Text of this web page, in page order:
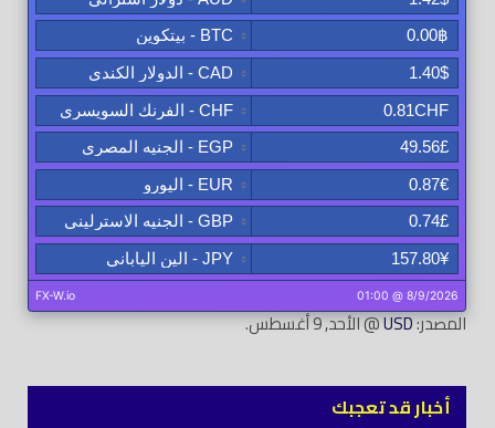
المصدر:USD@ الأحد, 9 أغسطس.
أخبار قد تعجبك